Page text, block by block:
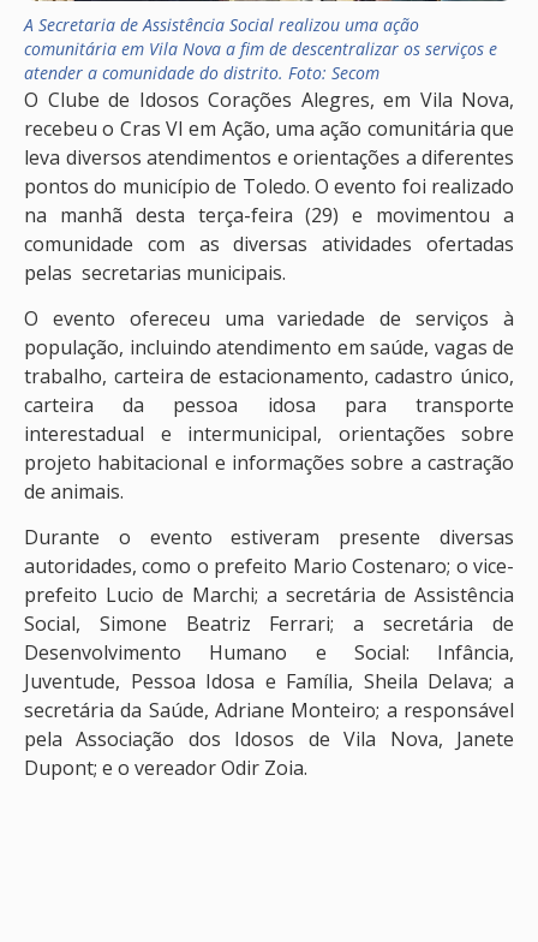
A Secretaria de Assistência Social realizou uma ação
comunitária em Vila Nova a fim de descentralizar os serviços e
atender a comunidade do distrito. Foto: Secom
O Clube de Idosos Corações Alegres, em Vila Nova,
recebeu o Cras VI em Ação, uma ação comunitária que
leva diversos atendimentos e orientações a diferentes
pontos do município de Toledo. O evento foi realizado
na manhã desta terça-feira (29) e movimentou a
comunidade com as diversas atividades ofertadas
pelas secretarias municipais.
O evento ofereceu uma variedade de serviços à
população, incluindo atendimento em saúde, vagas de
trabalho, carteira de estacionamento, cadastro único,
carteira da pessoa idosa para transporte
interestadual e intermunicipal, orientações sobre
projeto habitacional e informações sobre a castração
de animais.
Durante o evento estiveram presente diversas
autoridades, como o prefeito Mario Costenaro; o vice-
prefeito Lucio de Marchi; a secretária de Assistência
Social, Simone Beatriz Ferrari; a secretária de
Desenvolvimento Humano e Social: Infância,
Juventude, Pessoa Idosa e Família, Sheila Delava; a
secretária da Saúde, Adriane Monteiro; a responsável
pela Associação dos Idosos de Vila Nova, Janete
Dupont; e o vereador Odir Zoia.